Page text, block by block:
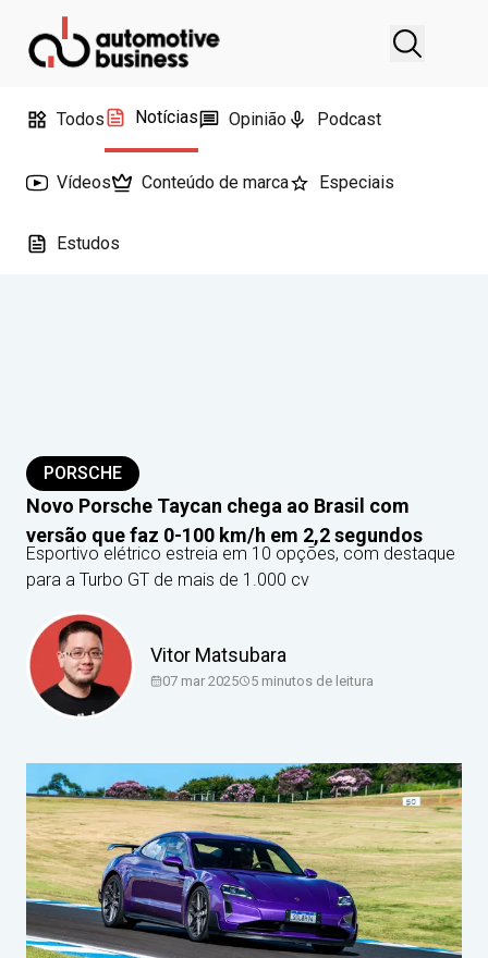
Todos Notícias Opinião Podcast
Vídeos Conteúdo de marca Especiais
Estudos
PORSCHE
Novo Porsche Taycan chega ao Brasil com
versão que faz 0-100 km/h em 2,2 segundos
Esportivo elétrico estreia em 10 opções, com destaque
para a Turbo GT de mais de 1.000 cv
Vitor Matsubara
07 mar 2025 5 minutos de leitura